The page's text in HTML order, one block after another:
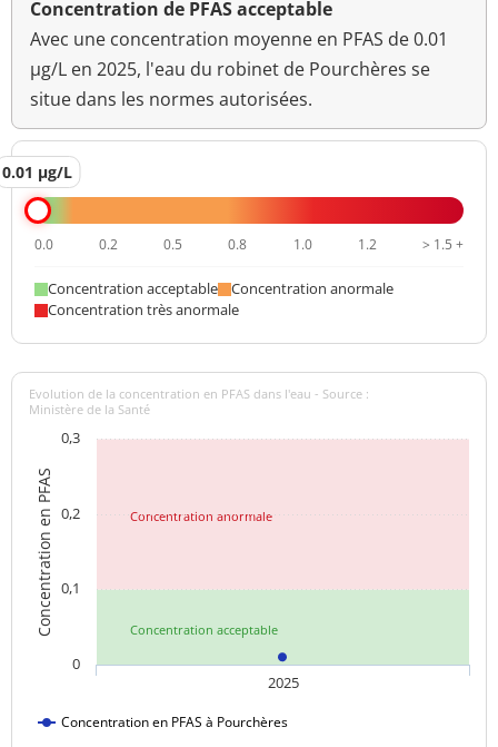
Concentration de PFAS acceptable
Avec une concentration moyenne en PFAS de 0.01
µg/L en 2025, l'eau du robinet de Pourchères se
situe dans les normes autorisées.
0.01 µg/L
0.0 0.2 0.5 0.8 1.0 1.2 > 1.5 +
Concentration acceptable
Concentration anormale
Concentration très anormale
Concentration acceptable
Concentration anormale
Concentration en PFAS
Evolution de la concentration en PFAS dans l'eau - Source :
Ministère de la Santé
Concentration en PFAS à Pourchères
2025
0
0,1
0,2
0,3